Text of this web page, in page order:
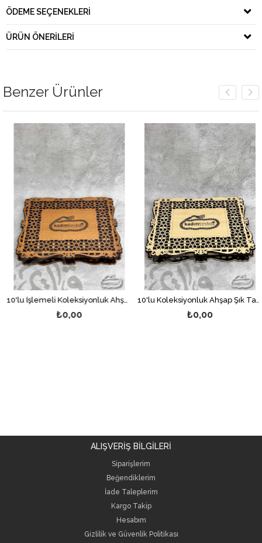
ÖDEME SEÇENEKLERI
ÜRÜN ÖNERILERI
Benzer Ürünler
10'lu İşlemeli Koleksiyonluk Ahşap Şık Tasarım İçi Kırmızı Tesbih Kutusu
₺0,00
10'lu Koleksiyonluk Ahşap Şık Tasarım İçi Kırmızı Tesbih Kutusu
₺0,00
ALIŞVERİŞ BİLGİLERİ
Siparişlerim
Beğendiklerim
İade Taleplerim
Kargo Takip
Hesabım
Gizlilik ve Güvenlik Politikası